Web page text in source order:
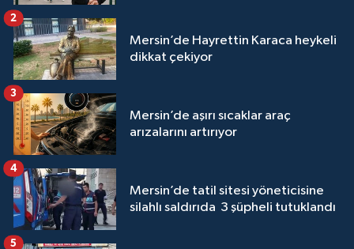
Mersin’de Hayrettin Karaca heykeli
dikkat çekiyor
2
Mersin’de aşırı sıcaklar araç
arızalarını artırıyor
3
Mersin’de tatil sitesi yöneticisine
silahlı saldırıda 3 şüpheli tutuklandı
4
5